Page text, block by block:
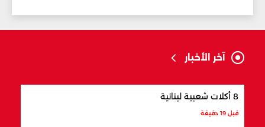
آخر الأخبار
8 أكلات شعبية لبنانية
قبل 19 دقيقة